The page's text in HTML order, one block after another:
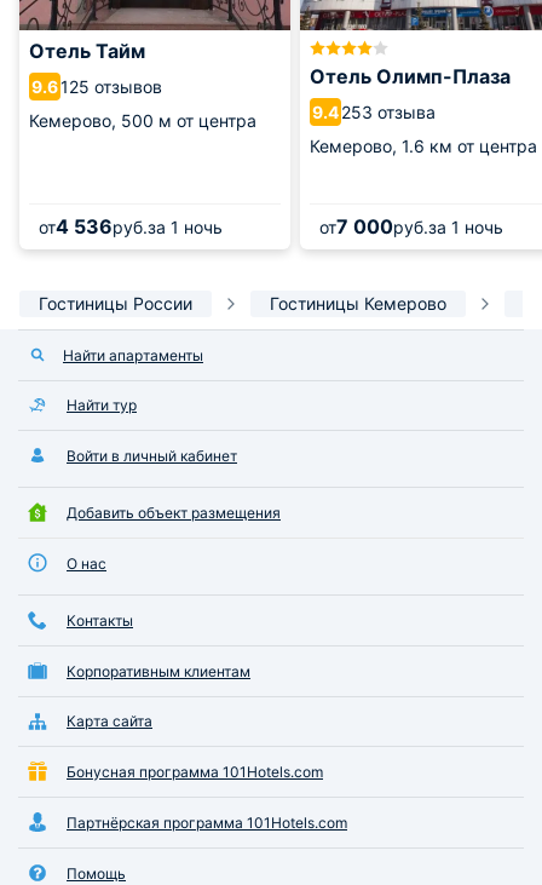
Отель Тайм
9.6125 отзывов
Кемерово, 500 м от центра
от4 536руб.за 1 ночь
Отель Олимп-Плаза
9.4253 отзыва
Кемерово, 1.6 км от центра
от7 000руб.за 1 ночь
Гостиницы России Гостиницы Кемерово
Найти апартаменты
Найти тур
Войти в личный кабинет
Добавить объект размещения
О нас
Контакты
Корпоративным клиентам
Карта сайта
Бонусная программа 101Hotels.com
Партнёрская программа 101Hotels.com
Помощь